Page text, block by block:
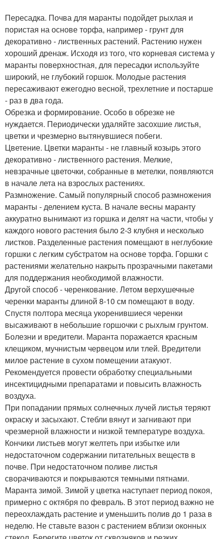
Пересадка. Почва для маранты подойдет рыхлая и
пористая на основе торфа, например - грунт для
декоративно - лиственных растений. Растению нужен
хороший дренаж. Исходя из того, что корневая система у
маранты поверхностная, для пересадки используйте
широкий, не глубокий горшок. Молодые растения
пересаживают ежегодно весной, трехлетние и постарше
- раз в два года.
Обрезка и формирование. Особо в обрезке не
нуждается. Периодически удаляйте засохшие листья,
цветки и чрезмерно вытянувшиеся побеги.
Цветение. Цветки маранты - не главный козырь этого
декоративно - лиственного растения. Мелкие,
невзрачные цветочки, собранные в метелки, появляются
в начале лета на взрослых растениях.
Размножение. Самый популярный способ размножения
маранты - делением куста. В начале весны маранту
аккуратно вынимают из горшка и делят на части, чтобы у
каждого нового растения было 2-3 клубня и несколько
листков. Разделенные растения помещают в неглубокие
горшки с легким субстратом на основе торфа. Горшки с
растениями желательно накрыть прозрачными пакетами
для поддержания необходимой влажности.
Другой способ - черенкование. Летом верхушечные
черенки маранты длиной 8-10 см помещают в воду.
Спустя полтора месяца укоренившиеся черенки
высаживают в небольшие горшочки с рыхлым грунтом.
Болезни и вредители. Маранта поражается красным
клещиком, мучнистым червецом или тлей. Вредители
милое растение в сухом помещении атакуют.
Рекомендуется провести обработку специальными
инсектицидными препаратами и повысить влажность
воздуха.
При попадании прямых солнечных лучей листья теряют
окраску и засыхают. Стебли вянут и загнивают при
чрезмерной влажности и низкой температуре воздуха.
Кончики листьев могут желтеть при избытке или
недостаточном содержании питательных веществ в
почве. При недостаточном поливе листья
сворачиваются и покрываются темными пятнами.
Маранта зимой. Зимой у цветка наступает период покоя,
примерно с октября по февраль. В этот период важно не
переохлаждать растение и уменьшить полив до 1 раза в
неделю. Не ставьте вазон с растением вблизи оконных